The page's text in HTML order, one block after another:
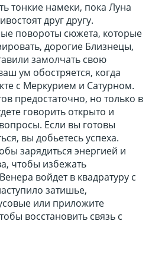
тонкие намеки, пока Луна
друг другу.
повороты сюжета, которые
дорогие Близнецы,
замолчать свою
ум обостряется, когда
с Меркурием и Сатурном.
предостаточно, но только в
говорить открыто и
Если вы готовы
вы добьетесь успеха.
зарядиться энергией и
чтобы избежать
войдет в квадратуру с
затишье,
или приложите
восстановить связь с